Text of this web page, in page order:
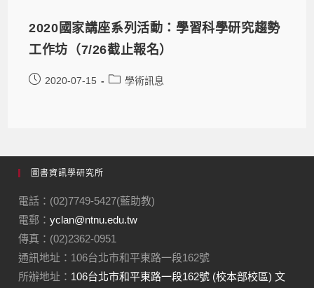
2020國家講座系列活動：學習科學研究趨勢
工作坊（7/26截止報名）
2020-07-15 學術訊息
圖書資訊學研究所
電話：(02)7749-5427(藍助教)
電郵：yclan@ntnu.edu.tw
傳真：(02)2362-0951
通訊地址：106台北市和平東路一段162號
所辦地址： 106台北市和平東路一段162號 (校本部校區) 文